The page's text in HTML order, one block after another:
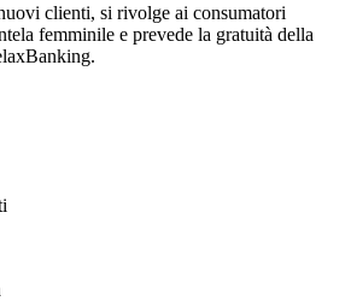
clienti, si rivolge ai consumatori
femminile e prevede la gratuità della